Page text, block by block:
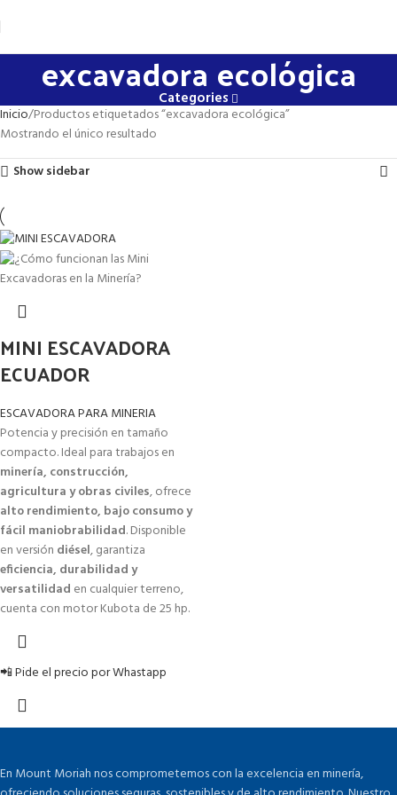
excavadora ecológica
Categories
Inicio Productos etiquetados “excavadora ecológica”
Mostrando el único resultado
Show sidebar
MINI ESCAVADORA
ECUADOR
ESCAVADORA PARA MINERIA
Potencia y precisión en tamaño
compacto. Ideal para trabajos en
minería, construcción,
agricultura y obras civiles, ofrece
alto rendimiento, bajo consumo y
fácil maniobrabilidad. Disponible
en versión diésel, garantiza
eficiencia, durabilidad y
versatilidad en cualquier terreno,
cuenta con motor Kubota de 25 hp.
📲 Pide el precio por Whastapp
En Mount Moriah nos comprometemos con la excelencia en minería,